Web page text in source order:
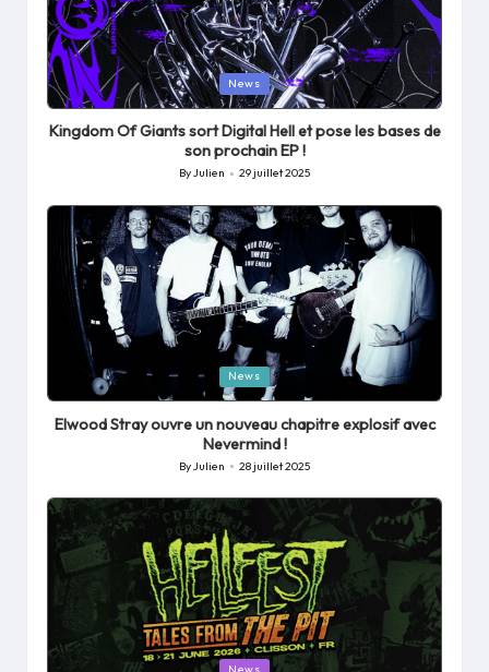
Posted
in
News
Kingdom Of Giants sort Digital Hell et pose les bases de
son prochain EP !
Posted
ByJulien 29 juillet 2025
Posted
in
News
Elwood Stray ouvre un nouveau chapitre explosif avec
Nevermind !
Posted
by
ByJulien 28 juillet 2025
Posted
News